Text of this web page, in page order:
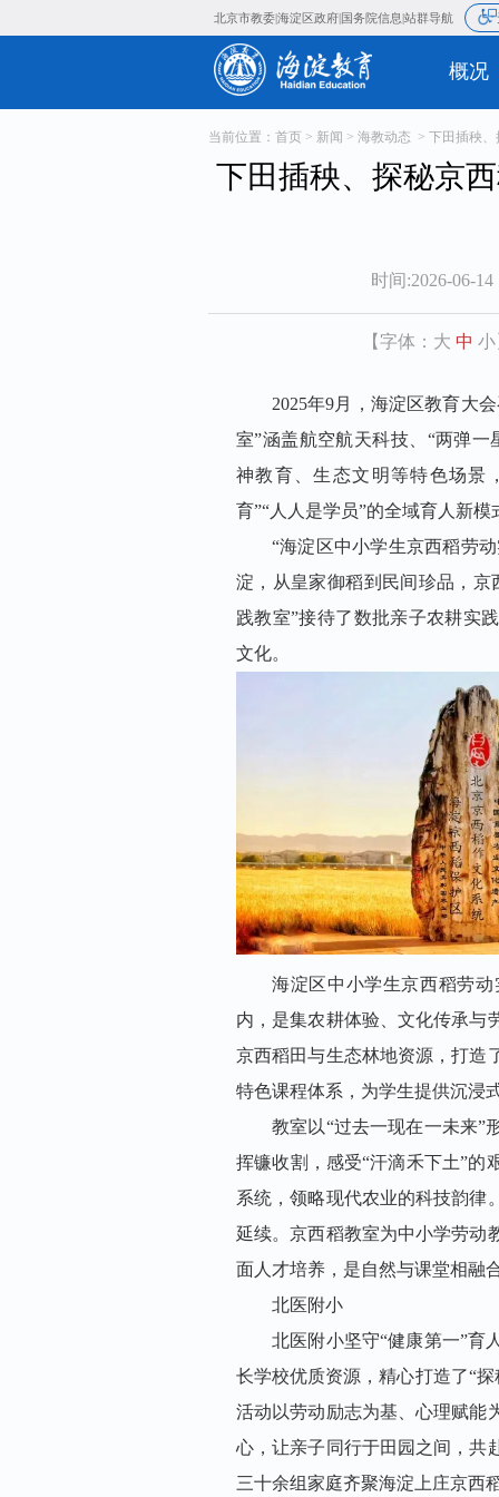
北京市教委|海淀区政府|国务院信
当前位置： 首页 > 新闻 > 海教动态 > 下田插秧
下田插秧、探秘京
时间:2026-06-
【字体： 大 中 小
2025年9月，海淀区教育大
室”涵盖航空航天科技、“两弹
神教育、生态文明等特色场景
育”“人人是学员”的全域育人新模
“海淀区中小学生京西稻劳
淀，从皇家御稻到民间珍品，
践教室”接待了数批亲子农耕实
文化。
海淀区中小学生京西稻劳动
内，是集农耕体验、文化传承与
京西稻田与生态林地资源，打造
特色课程体系，为学生提供沉浸
教室以“过去一现在一未来”
挥镰收割，感受“汗滴禾下土”的
系统，领略现代农业的科技韵律
延续。京西稻教室为中小学劳动
面人才培养，是自然与课堂相融
北医附小
北医附小坚守“健康第一”育
长学校优质资源，精心打造了“
活动以劳动励志为基、心理赋能
心，让亲子同行于田园之间，共
三十余组家庭齐聚海淀上庄京西